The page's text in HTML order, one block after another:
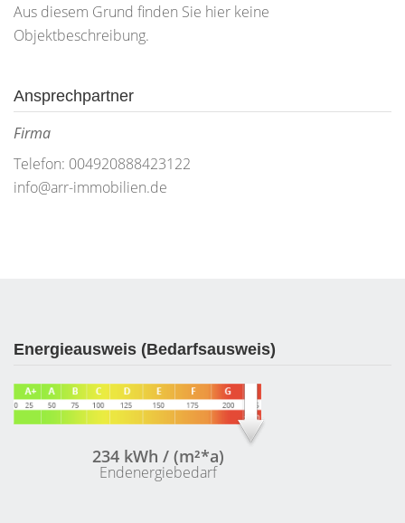
Aus diesem Grund finden Sie hier keine
Objektbeschreibung.
Ansprechpartner
Firma
Telefon: 004920888423122
info@arr-immobilien.de
Energieausweis (Bedarfsausweis)
234 kWh / (m²*a)
Endenergiebedarf